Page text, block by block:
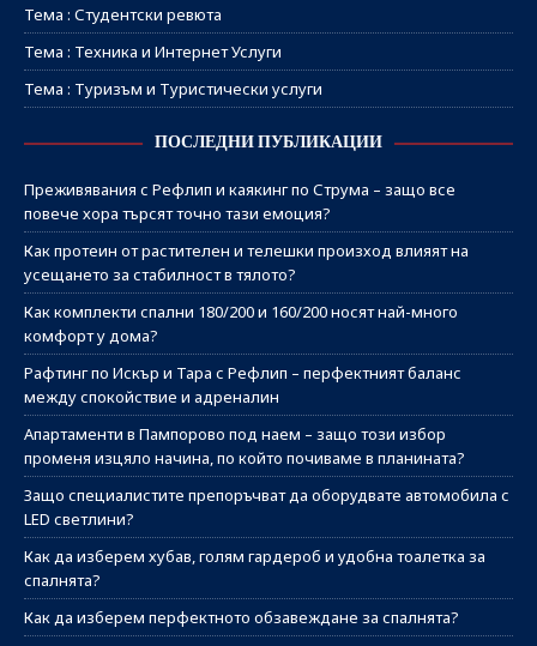
Тема : Студентски ревюта
Тема : Техника и Интернет Услуги
Тема : Туризъм и Туристически услуги
ПОСЛЕДНИ ПУБЛИКАЦИИ
Преживявания с Рефлип и каякинг по Струма – защо все
повече хора търсят точно тази емоция?
Как протеин от растителен и телешки произход влияят на
усещането за стабилност в тялото?
Как комплекти спални 180/200 и 160/200 носят най-много
комфорт у дома?
Рафтинг по Искър и Тара с Рефлип – перфектният баланс
между спокойствие и адреналин
Апартаменти в Пампорово под наем – защо този избор
променя изцяло начина, по който почиваме в планината?
Защо специалистите препоръчват да оборудвате автомобила с
LED светлини?
Как да изберем хубав, голям гардероб и удобна тоалетка за
спалнята?
Как да изберем перфектното обзавеждане за спалнята?